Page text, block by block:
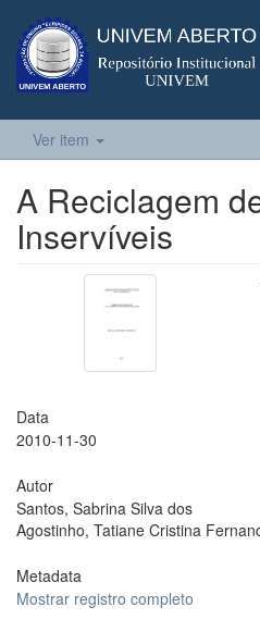
Ver item
A Reciclagem
Inservíveis
Data
2010-11-30
Autor
Santos, Sabrina Silva dos
Agostinho, Tatiane Cristina
Metadata
Mostrar registro completo